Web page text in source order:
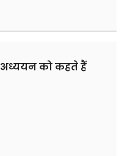
अध्ययन को कहते हैं